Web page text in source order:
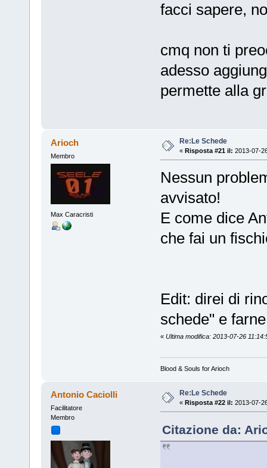
facci sapere,
cmq non ti
adesso
permette alla
Arioch
Membro
Max Caracristi
Re:Le Schede
« Risposta #21 il: 2013-07-
Nessun
avvisato!
E come dice
che fai un
Edit: direi di
schede" e
« Ultima modifica: 2013-07-26
Blood & Souls for Arioch
Antonio Caciolli
Facilitatore
Membro
Re:Le Schede
« Risposta #22 il: 2013-07-
Citazione da: